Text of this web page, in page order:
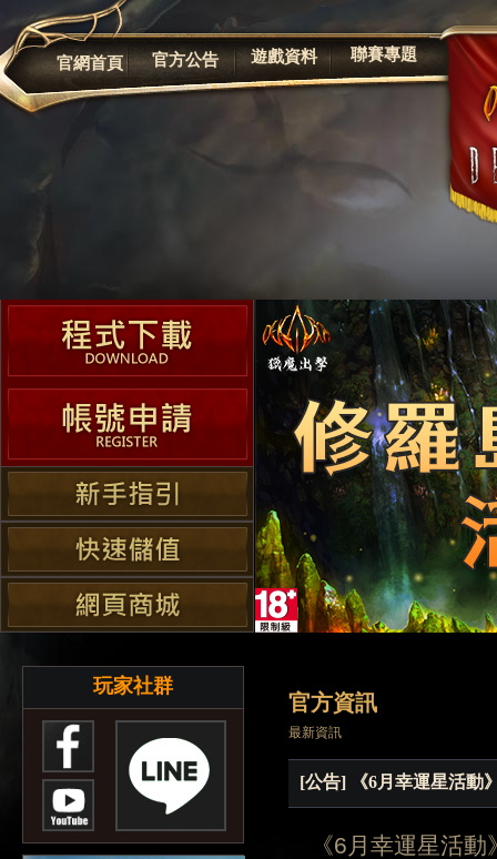
官網首頁 官方公告 遊戲資料 聯賽專題
玩家社群
官方資訊
最新資訊
[公告] 《6月幸運星活動
《6月幸運星活